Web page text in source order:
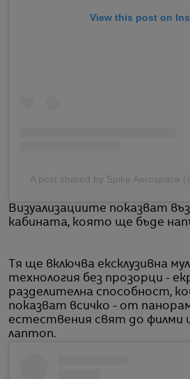
View this post on
A post shared by Spike Aerospace
Визуализациите показват
кабината, която ще бъде
Тя ще включва ексклузивна
технология без прозорци -
разделителна способност,
показват всичко - от
естествения свят до филми
лаптоп.